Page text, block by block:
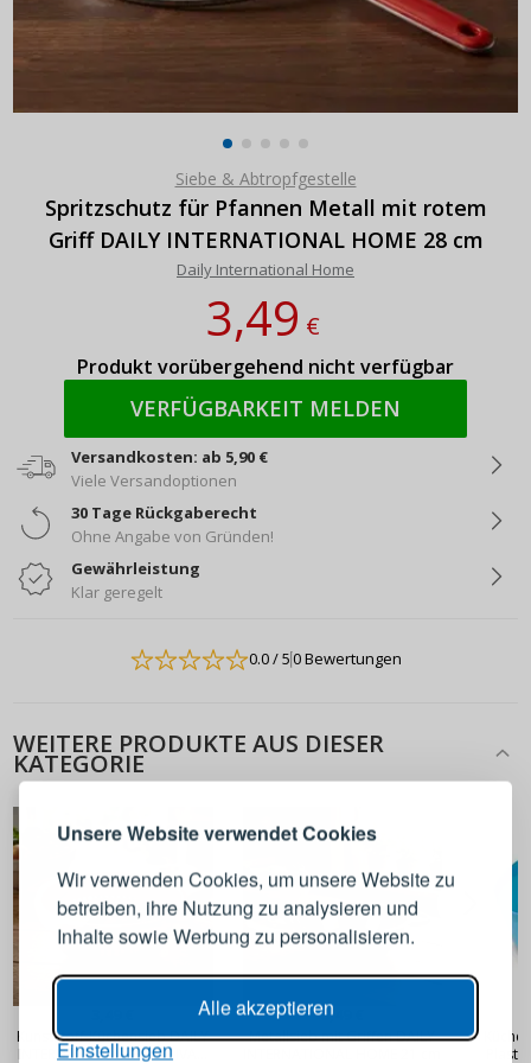
Unsere Website verwendet Cookies
Wir verwenden Cookies, um unsere Website zu
betreiben, ihre Nutzung zu analysieren und
Inhalte sowie Werbung zu personalisieren.
Alle akzeptieren
Einstellungen
Siebe & Abtropfgestelle
Spritzschutz für Pfannen Metall mit rotem
Griff DAILY INTERNATIONAL HOME 28 cm
Daily International Home
3,49€
Produkt vorübergehend nicht verfügbar
VERFÜGBARKEIT MELDEN
Versandkosten: ab 5,90 €
Viele Versandoptionen
30 Tage Rückgaberecht
Ohne Angabe von Gründen!
Gewährleistung
Klar geregelt
0.0/ 50 Bewertungen
WEITERE PRODUKTE AUS DIESER
KATEGORIE
Kunststoff-Küchensieb DAILY
INTERNATIONAL HOME IVAN
3,49 €
Metallsieb mit Griffen DAILY
ANMELDEN REGISTRIEREN
Melden Sie sich bei Ihrem
E-Mail-Adresse